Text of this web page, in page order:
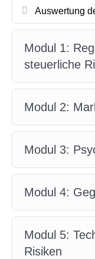
Auswertung
Modul 1:
steuerliche
Modul 2:
Modul 3:
Modul 4:
Modul 5:
Risiken